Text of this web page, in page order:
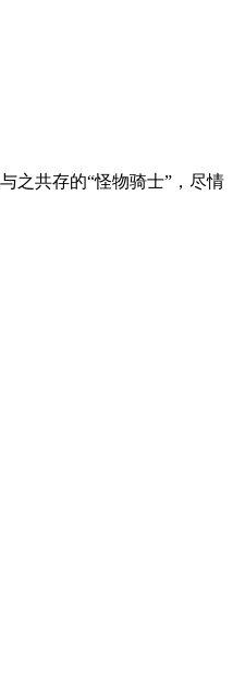
之共存的“怪物骑士”，尽情